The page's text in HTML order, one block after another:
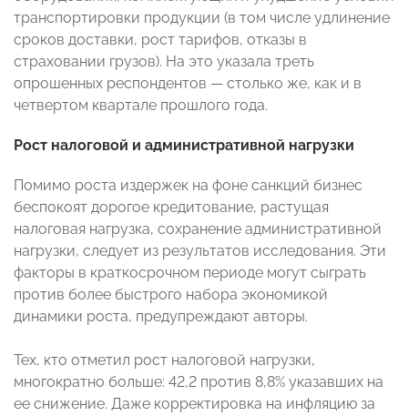
транспортировки продукции (в том числе удлинение
сроков доставки, рост тарифов, отказы в
страховании грузов). На это указала треть
опрошенных респондентов — столько же, как и в
четвертом квартале прошлого года.
Рост налоговой и административной нагрузки
Помимо роста издержек на фоне санкций бизнес
беспокоят дорогое кредитование, растущая
налоговая нагрузка, сохранение административной
нагрузки, следует из результатов исследования. Эти
факторы в краткосрочном периоде могут сыграть
против более быстрого набора экономикой
динамики роста, предупреждают авторы.
Тех, кто отметил рост налоговой нагрузки,
многократно больше: 42,2 против 8,8% указавших на
ее снижение. Даже корректировка на инфляцию за